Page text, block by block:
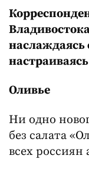
наслаждаясь
Оливье
Ни одно
без салата
всех россиян